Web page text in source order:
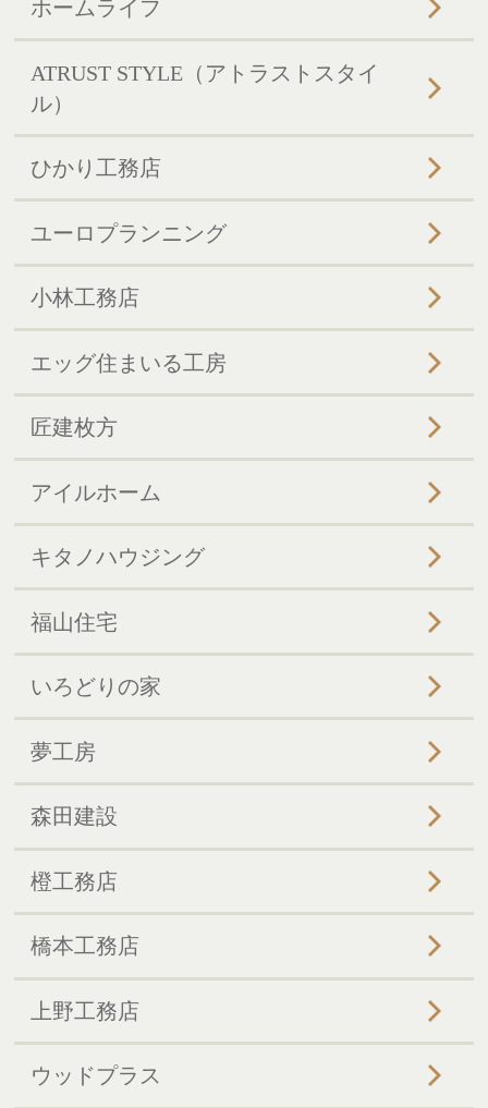
ホームライフ
ATRUST STYLE（アトラストスタイ
ル）
ひかり工務店
ユーロプランニング
小林工務店
エッグ住まいる工房
匠建枚方
アイルホーム
キタノハウジング
福山住宅
いろどりの家
夢工房
森田建設
橙工務店
橋本工務店
上野工務店
ウッドプラス